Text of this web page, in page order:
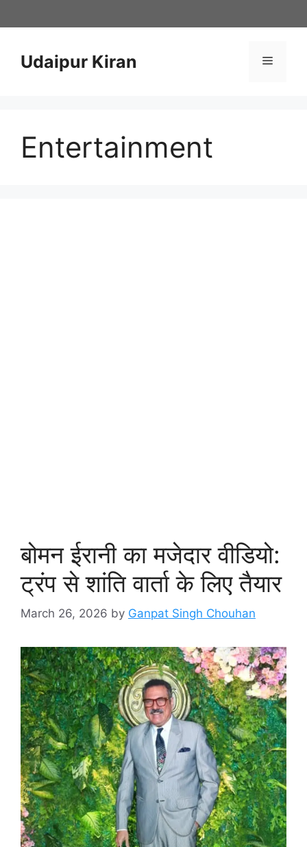
to
Udaipur Kiran Menu
Entertainment
बोमन ईरानी का मजेदार वीडियो:
ट्रंप से शांति वार्ता के लिए तैयार
March 26, 2026 by Ganpat Singh Chouhan